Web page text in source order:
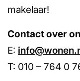
makelaar!
Contact over
E:
T: 010 – 764 0